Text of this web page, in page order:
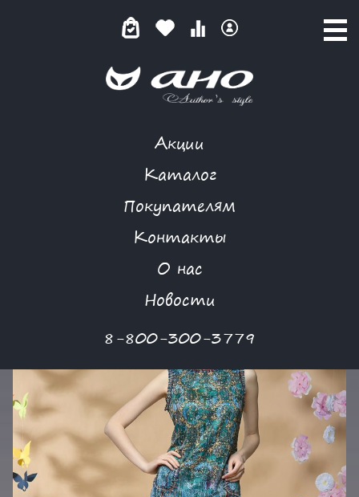
Акции
Каталог
Покупателям
Контакты
О нас
Новости
8-800-300-3779
ИЗУМРУДНЫЙ КАЛЕЙДОСКОП